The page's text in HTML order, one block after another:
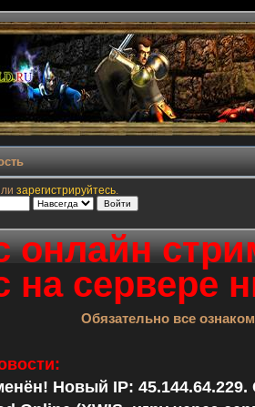
зарегистрируйтесь.
онлайн
на сервере
Обязательно все
Новый IP: 45.144.64.229.